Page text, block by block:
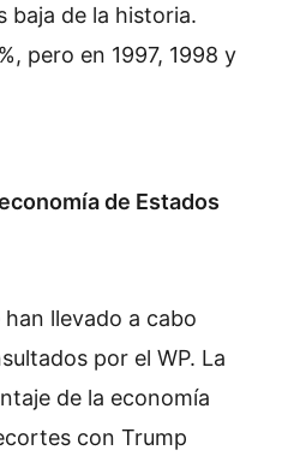
baja de la historia.
pero en 1997, 1998 y
de Estados
llevado a cabo
por el WP. La
de la economía
con Trump